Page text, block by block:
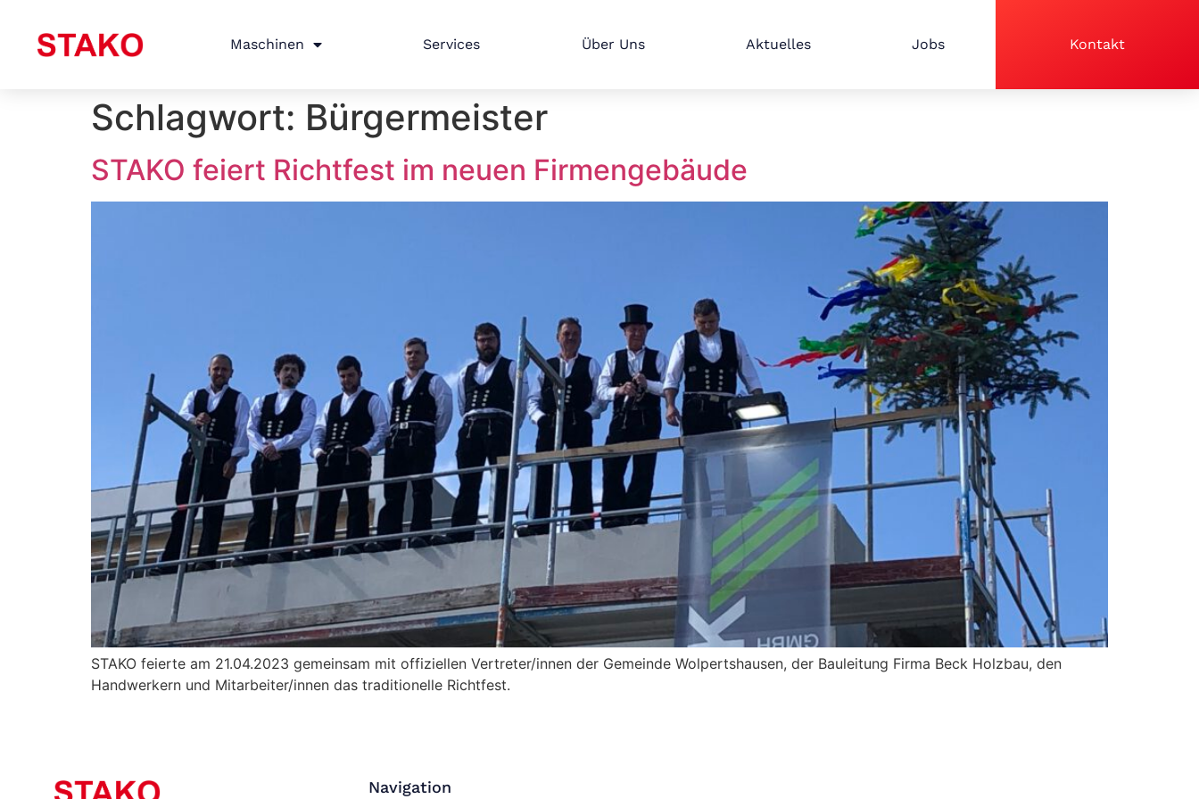
Maschinen Services Über Uns Aktuelles Jobs Kontakt
Schlagwort: Bürgermeister
STAKO feiert Richtfest im neuen Firmengebäude ​
STAKO feierte am 21.04.2023 gemeinsam mit offiziellen Vertreter/innen der Gemeinde Wolpertshausen, der Bauleitung Firma Beck Holzbau, den
Handwerkern und Mitarbeiter/innen das traditionelle Richtfest.
Navigation